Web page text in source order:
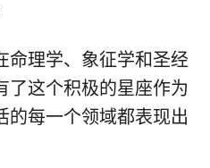
命理学、象征学和圣经
了这个积极的星座作为
的每一个领域都表现出